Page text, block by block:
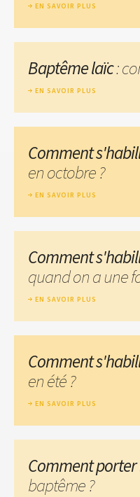
EN SAVOIR PLUS
Baptême laïc:
EN SAVOIR PLUS
Comment
en octobre ?
EN SAVOIR PLUS
Comment
quand on a une
EN SAVOIR PLUS
Comment
en été ?
EN SAVOIR PLUS
Comment porter
baptême ?